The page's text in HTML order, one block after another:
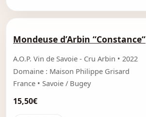
Mondeuse d’Arbin “Constance“
A.O.P. Vin de Savoie - Cru Arbin • 2022
Domaine : Maison Philippe Grisard
France • Savoie / Bugey
15,50€